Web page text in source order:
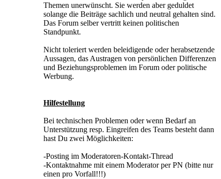
Themen unerwünscht. Sie werden aber geduldet
solange die Beiträge sachlich und neutral gehalten sind.
Das Forum selber vertritt keinen politischen
Standpunkt.
Nicht toleriert werden beleidigende oder herabsetzende
Aussagen, das Austragen von persönlichen Differenzen
und Beziehungsproblemen im Forum oder politische
Werbung.
Hilfestellung
Bei technischen Problemen oder wenn Bedarf an
Unterstützung resp. Eingreifen des Teams besteht dann
hast Du zwei Möglichkeiten:
-Posting im Moderatoren-Kontakt-Thread
-Kontaktnahme mit einem Moderator per PN (bitte nur
einen pro Vorfall!!!)